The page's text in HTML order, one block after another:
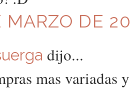
MARZO DE
dijo...
mas variadas